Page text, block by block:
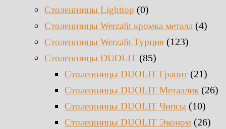
Столешницы Lighttop (0)
Столешницы Werzalit кромка металл (4)
Столешницы Werzalit Турция (123)
Столешницы DUOLIT (85)
Столешницы DUOLIT Гранит (21)
Столешницы DUOLIT Металлик (26)
Столешницы DUOLIT Чипсы (10)
Столешницы DUOLIT Эконом (26)